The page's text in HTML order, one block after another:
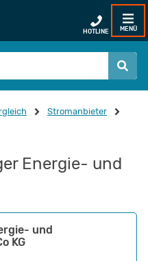
HOTLINE MENÜ
Stromanbieter
Energie- und
und
KG